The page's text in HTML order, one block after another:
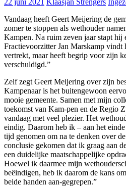
Vandaag heeft Geert Meijering de
zomer te stoppen als wethouder
Kampen. Na ruim zeven jaar stapt hij
Fractievoorzitter Jan Marskamp vindt
vertrekt, maar heeft begrip voor zijn
verschuldigd.”
Zelf zegt Geert Meijering over zijn
Kampenaar is het buitengewoon
mooie gemeente. Samen met mijn
toekomst van Kam-pen en de Regio
vandaag met veel plezier. Het
eindig. Daarom heb ik – aan het
tijd genomen om na te denken over
conclusie gekomen dat ik graag aan
een duidelijke maatschappelijke
Hoewel ik daarmee mijn
beëindigen, heb ik daarom de kans
beide handen aan-gegrepen.”